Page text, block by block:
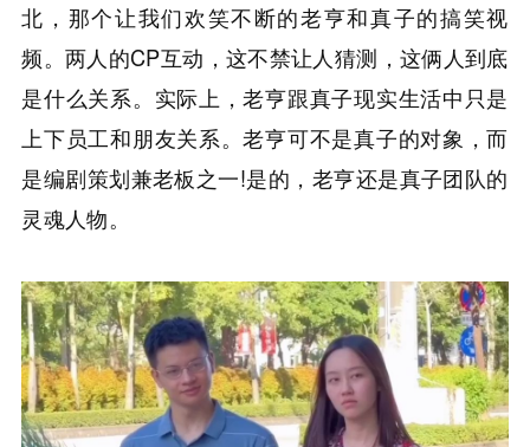
北，那个让我们欢笑不断的老亨和真子的搞笑视
频。两人的CP互动，这不禁让人猜测，这俩人到底
是什么关系。实际上，老亨跟真子现实生活中只是
上下员工和朋友关系。老亨可不是真子的对象，而
是编剧策划兼老板之一!是的，老亨还是真子团队的
灵魂人物。